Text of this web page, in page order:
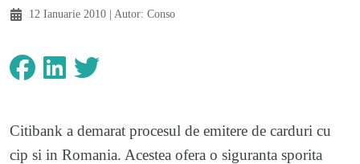
12 Ianuarie 2010 | Autor: Conso
Citibank a demarat procesul de emitere de carduri cu
cip si in Romania. Acestea ofera o siguranta sporita